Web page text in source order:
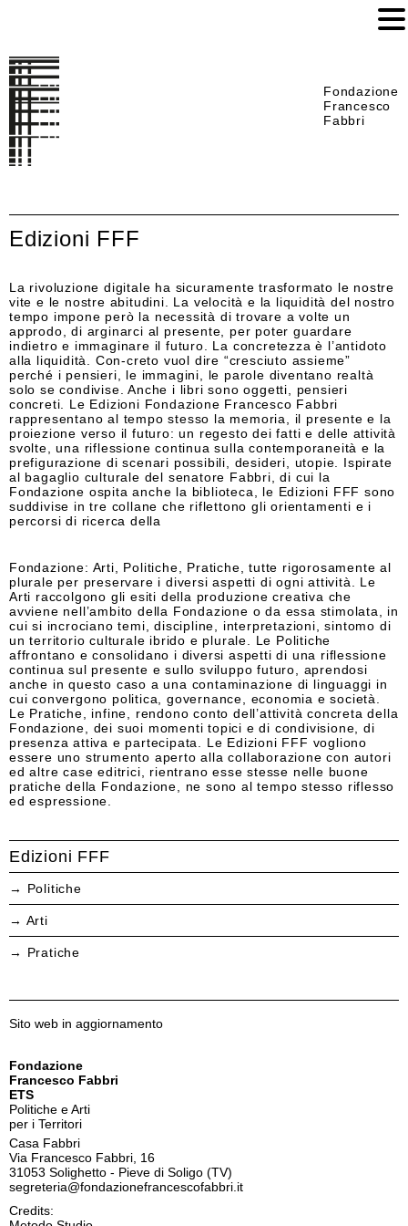
Fondazione
Francesco
Fabbri
Edizioni FFF
La rivoluzione digitale ha sicuramente trasformato le nostre
vite e le nostre abitudini. La velocità e la liquidità del nostro
tempo impone però la necessità di trovare a volte un
approdo, di arginarci al presente, per poter guardare
indietro e immaginare il futuro. La concretezza è l’antidoto
alla liquidità. Con-creto vuol dire “cresciuto assieme”
perché i pensieri, le immagini, le parole diventano realtà
solo se condivise. Anche i libri sono oggetti, pensieri
concreti. Le Edizioni Fondazione Francesco Fabbri
rappresentano al tempo stesso la memoria, il presente e la
proiezione verso il futuro: un regesto dei fatti e delle attività
svolte, una riflessione continua sulla contemporaneità e la
prefigurazione di scenari possibili, desideri, utopie. Ispirate
al bagaglio culturale del senatore Fabbri, di cui la
Fondazione ospita anche la biblioteca, le Edizioni FFF sono
suddivise in tre collane che riflettono gli orientamenti e i
percorsi di ricerca della
Fondazione: Arti, Politiche, Pratiche, tutte rigorosamente al
plurale per preservare i diversi aspetti di ogni attività. Le
Arti raccolgono gli esiti della produzione creativa che
avviene nell’ambito della Fondazione o da essa stimolata, in
cui si incrociano temi, discipline, interpretazioni, sintomo di
un territorio culturale ibrido e plurale. Le Politiche
affrontano e consolidano i diversi aspetti di una riflessione
continua sul presente e sullo sviluppo futuro, aprendosi
anche in questo caso a una contaminazione di linguaggi in
cui convergono politica, governance, economia e società.
Le Pratiche, infine, rendono conto dell’attività concreta della
Fondazione, dei suoi momenti topici e di condivisione, di
presenza attiva e partecipata. Le Edizioni FFF vogliono
essere uno strumento aperto alla collaborazione con autori
ed altre case editrici, rientrano esse stesse nelle buone
pratiche della Fondazione, ne sono al tempo stesso riflesso
ed espressione.
Edizioni FFF
Politiche
Arti
Pratiche
Sito web in aggiornamento
Fondazione
Francesco Fabbri
ETS
Politiche e Arti
per i Territori
Casa Fabbri
Via Francesco Fabbri, 16
31053 Solighetto - Pieve di Soligo (TV)
segreteria@fondazionefrancescofabbri.it
Credits: